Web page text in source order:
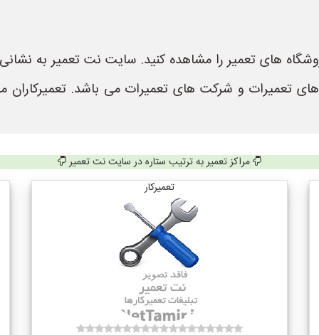
های تعمیرات و شرکت های تعمیرات می باشد.
مراکز تعمیر به ترتیب ستاره در سایت نت تعمیر
تعمیرکار